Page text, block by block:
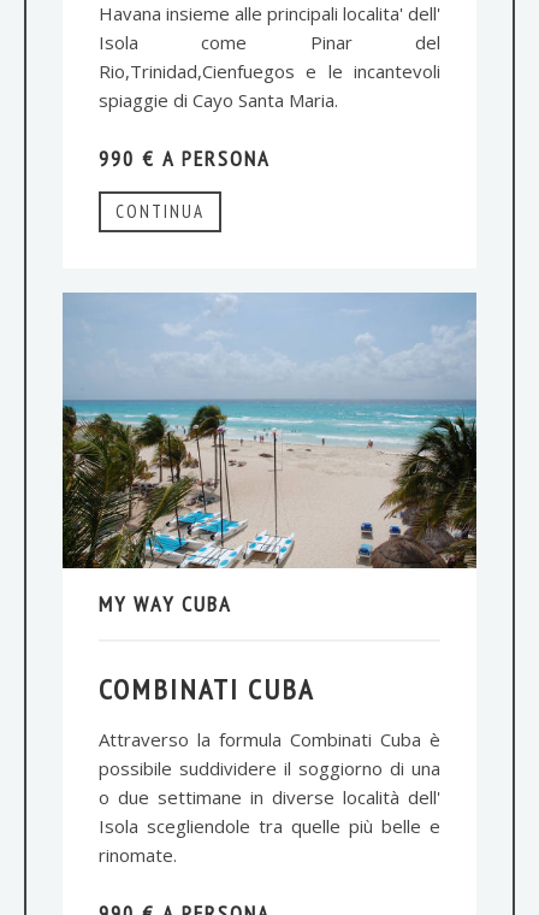
Havana insieme alle principali localita' dell'
Isola come Pinar del
Rio,Trinidad,Cienfuegos e le incantevoli
spiaggie di Cayo Santa Maria.
990 € A PERSONA
CONTINUA
MY WAY CUBA
COMBINATI CUBA
Attraverso la formula Combinati Cuba è
possibile suddividere il soggiorno di una
o due settimane in diverse località dell'
Isola scegliendole tra quelle più belle e
rinomate.